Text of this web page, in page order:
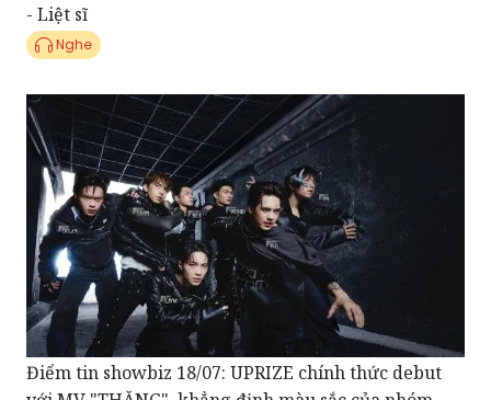
- Liệt sĩ
Nghe
Điểm tin showbiz 18/07: UPRIZE chính thức debut